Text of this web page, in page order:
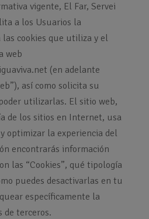
vigente, El Far, Servei
a los Usuarios la
cookies que utiliza y el
web
(en adelante
así como solicita su
utilizarlas. El sitio web,
de los sitios en Internet, usa
optimizar la experiencia del
encontrarás información
las “Cookies”, qué tipología
puedes desactivarlas en tu
específicamente la
de terceros.